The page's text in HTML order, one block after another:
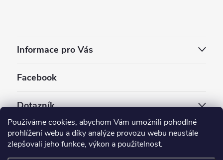
Používáme cookies, abychom Vám umožnili pohodlné
prohlížení webu a díky analýze provozu webu neustále
zlepšovali jeho funkce, výkon a použitelnost.
Informace pro Vás
Facebook
Dotazník
Jaký styl vapování vám vyhovuje ?